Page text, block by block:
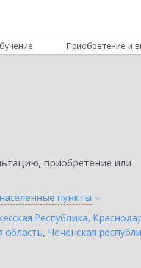
Приобретение и
приобретение или
пункты
Республика,
область, Чеченская